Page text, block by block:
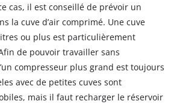
cas, il est conseillé de prévoir un
la cuve d’air comprimé. Une cuve
ou plus est particulièrement
de pouvoir travailler sans
compresseur plus grand est toujours
avec de petites cuves sont
mais il faut recharger le réservoir